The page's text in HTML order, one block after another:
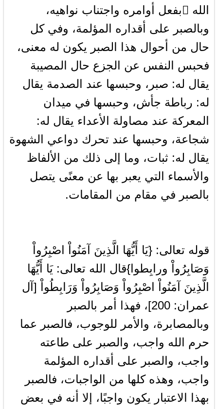
الله بفعل أوامره واجتناب نواهيه،
وبالصبر على أقداره المؤلمة، وفي كل
حال من أحوال هذا الصبر يكون له معنى،
فحبس النفس عن الجزع حال المصيبة
يقال له: صبر، وحبسها عند الصدمة يقال
له: رباطة جأش، وحبسها في ميدان
المعركة عند مصاولة الأعداء يقال له:
شجاعة، وحبسها عند تحرك دواعي الشهوة
يقال له: ثبات، وما إلى ذلك من الألفاظ
والأسماء التي يعبر بها عن معنًى يتصل
بالصبر في مقام من المقامات.
قوله تعالى: {يَا أَيُّهَا الَّذِينَ آمَنُواْ اصْبِرُواْ
وَصَابِرُواْ ورابِطوا}قال الله تعالى: يَا أَيُّهَا
الَّذِينَ آمَنُواْ اصْبِرُواْ وَصَابِرُواْ وَرَابِطُواْ [آل
عمران: 200]، فهذا أمر بالصبر
وبالمصابرة، والأمر للوجوب، فالصبر عما
حرم الله واجب، والصبر على طاعته
واجب، والصبر على أقداره المؤلمة
واجب، وهذه كلها من الواجبات، فالصبر
بهذا الاعتبار يكون واجبًا، إلا أنه في بعض